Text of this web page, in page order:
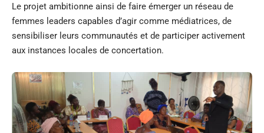
Le projet ambitionne ainsi de faire émerger un réseau de
femmes leaders capables d’agir comme médiatrices, de
sensibiliser leurs communautés et de participer activement
aux instances locales de concertation.